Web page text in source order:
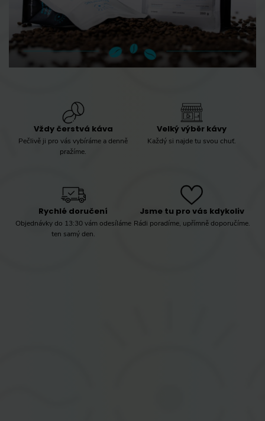
Vždy čerstvá káva
Pečlivě ji pro vás vybíráme a denně
pražíme.
Velký výběr kávy
Každý si najde tu svou chuť.
Rychlé doručení
Objednávky do 13:30 vám odesíláme
ten samý den.
Jsme tu pro vás kdykoliv
Rádi poradíme, upřímně doporučíme.